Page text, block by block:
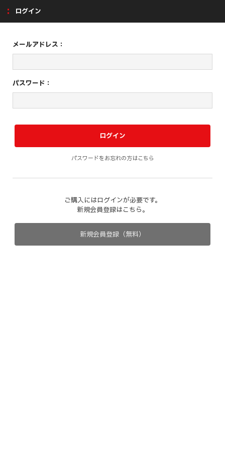
ログイン
メールアドレス：
パスワード：
パスワードをお忘れの方はこちら
ご購入にはログインが必要です。
新規会員登録はこちら。